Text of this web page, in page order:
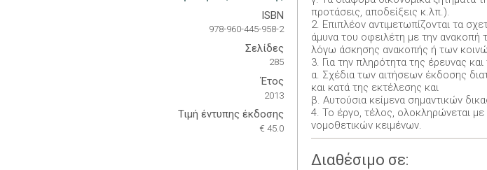
ISBN
978-960-445-958-2
Σελίδες
285
Έτος
2013
Τιμή έντυπης έκδοσης
€ 45.0
προτάσεις, αποδείξεις κ.λπ.).
2. Επιπλέον αντιμετωπίζονται τα
άμυνα του οφειλέτη με την ανακοπή
λόγω άσκησης ανακοπής ή των
3. Για την πληρότητα της έρευνας
α. Σχέδια των αιτήσεων έκδοσης
και κατά της εκτέλεσης και
β. Αυτούσια κείμενα σημαντικών
4. Το έργο, τέλος, ολοκληρώνεται με
νομοθετικών κειμένων.
Διαθέσιμο σε: